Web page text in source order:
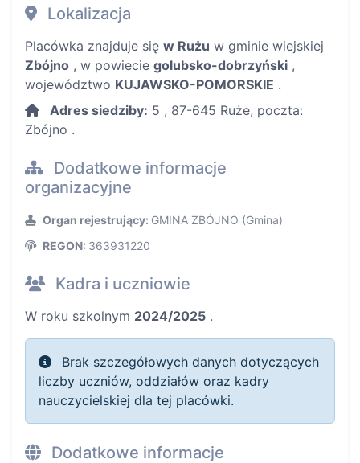
Lokalizacja
Placówka znajduje się w Rużu w gminie wiejskiej
Zbójno , w powiecie golubsko-dobrzyński ,
województwo KUJAWSKO-POMORSKIE .
Adres siedziby: 5 , 87-645 Ruże, poczta:
Zbójno .
Dodatkowe informacje
organizacyjne
Organ rejestrujący: GMINA ZBÓJNO (Gmina)
REGON: 363931220
Kadra i uczniowie
W roku szkolnym 2024/2025 .
Brak szczegółowych danych dotyczących
liczby uczniów, oddziałów oraz kadry
nauczycielskiej dla tej placówki.
Dodatkowe informacje